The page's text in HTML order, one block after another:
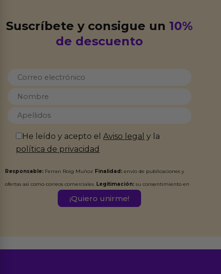
Suscríbete y consigue un10%
de descuento
He leído y acepto elAviso legal y la
política de privacidad
Responsable: Ferran Roig Muñoz Finalidad: envío de publicaciones y
ofertas así como correos comerciales. Legitimación: su consentimiento en
Destinatarios:Ferran Roig Muñoz. Podrás ejercer tus